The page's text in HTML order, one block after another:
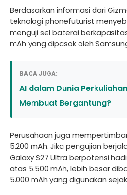
Berdasarkan informasi dari
teknologi phonefuturist
menguji sel baterai
mAh yang dipasok oleh
BACA JUGA:
AI dalam Dunia
Membuat Bergantung?
Perusahaan juga
5.200 mAh. Jika pengujian
Galaxy S27 Ultra berpotensi
atas 5.500 mAh, lebih besar
5.000 mAh yang digunakan